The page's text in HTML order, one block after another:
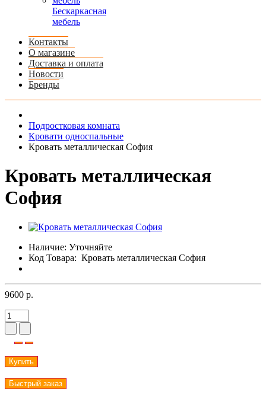
Бескаркасная
мебель
Контакты
О магазине
Доставка и оплата
Новости
Бренды
Подростковая комната
Кровати односпальные
Кровать металлическая София
Кровать металлическая
София
Наличие: Уточняйте
Код Товара: Кровать металлическая София
9600 р.
Купить
Быстрый заказ